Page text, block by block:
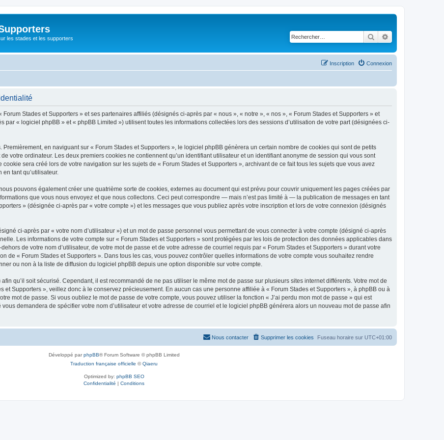
les stades et les supporters Rechercher
Connexion
Inscription
Stades et Supporters » et ses partenaires affiliés (désignés ci-après par « nous », « notre », « nos », « Forum Stades et Supporters » et
par « logiciel phpBB » et « phpBB Limited ») utilisent toutes les informations collectées lors des sessions d’utilisation de votre part (désignées ci-
en naviguant sur « Forum Stades et Supporters », le logiciel phpBB génèrera un certain nombre de cookies qui sont de petits
votre ordinateur. Les deux premiers cookies ne contiennent qu’un identifiant utilisateur et un identifiant anonyme de session qui vous sont
sera créé lors de votre navigation sur les sujets de « Forum Stades et Supporters », archivant de ce fait tous les sujets que vous avez
tant qu’utilisateur.
pouvons également créer une quatrième sorte de cookies, externes au document qui est prévu pour couvrir uniquement les pages créées par
que vous nous envoyez et que nous collectons. Ceci peut correspondre — mais n’est pas limité à — la publication de messages en tant
» (désignée ci-après par « votre compte ») et les messages que vous publiez après votre inscription et lors de votre connexion (désignés
ci-après par « votre nom d’utilisateur ») et un mot de passe personnel vous permettant de vous connecter à votre compte (désigné ci-après
Les informations de votre compte sur « Forum Stades et Supporters » sont protégées par les lois de protection des données applicables dans
de votre nom d’utilisateur, de votre mot de passe et de votre adresse de courriel requis par « Forum Stades et Supporters » durant votre
de « Forum Stades et Supporters ». Dans tous les cas, vous pouvez contrôler quelles informations de votre compte vous souhaitez rendre
ou non à la liste de diffusion du logiciel phpBB depuis une option disponible sur votre compte.
qu’il soit sécurisé. Cependant, il est recommandé de ne pas utiliser le même mot de passe sur plusieurs sites internet différents. Votre mot de
et Supporters », veillez donc à le conservez précieusement. En aucun cas une personne affiliée à « Forum Stades et Supporters », à phpBB ou à
mot de passe. Si vous oubliez le mot de passe de votre compte, vous pouvez utiliser la fonction « J’ai perdu mon mot de passe » qui est
demandera de spécifier votre nom d’utilisateur et votre adresse de courriel et le logiciel phpBB générera alors un nouveau mot de passe afin
Fuseau horaire sur UTC+01:00
Supprimer les cookies
Nous contacter
Développé parphpBB® Forum Software © phpBB Limited
Traduction française officielle ©Qiaeru
Optimized by: phpBB SEO
Confidentialité | Conditions